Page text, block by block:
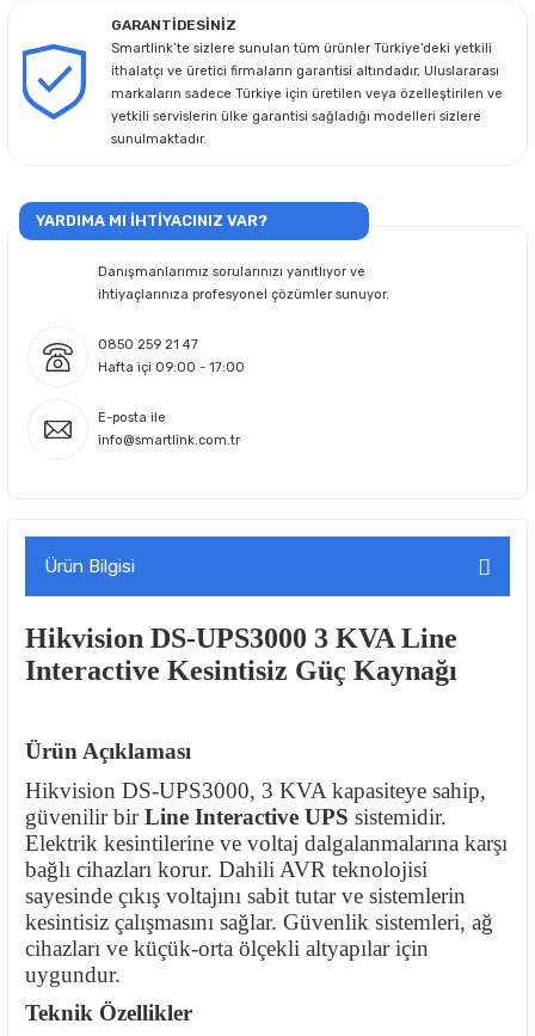
GARANTİDESİNİZ
Smartlink’te sizlere sunulan tüm ürünler Türkiye’deki yetkili
ithalatçı ve üretici firmaların garantisi altındadır, Uluslararası
markaların sadece Türkiye için üretilen veya özelleştirilen ve
yetkili servislerin ülke garantisi sağladığı modelleri sizlere
sunulmaktadır.
YARDIMA MI İHTİYACINIZ VAR?
Danışmanlarımız sorularınızı yanıtlıyor ve
ihtiyaçlarınıza profesyonel çözümler sunuyor.
0850 259 21 47
Hafta içi 09:00 - 17:00
E-posta ile
info@smartlink.com.tr
Ürün Bilgisi
Hikvision DS-UPS3000 3 KVA Line
Interactive Kesintisiz Güç Kaynağı
Ürün Açıklaması
Hikvision DS-UPS3000, 3 KVA kapasiteye sahip,
güvenilir birLine Interactive UPS sistemidir.
Elektrik kesintilerine ve voltaj dalgalanmalarına karşı
bağlı cihazları korur. Dahili AVR teknolojisi
sayesinde çıkış voltajını sabit tutar ve sistemlerin
kesintisiz çalışmasını sağlar. Güvenlik sistemleri, ağ
cihazları ve küçük-orta ölçekli altyapılar için
uygundur.
Teknik Özellikler